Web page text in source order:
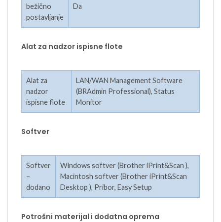
bežično
postavljanje
Da
Alat za nadzor ispisne flote
Alat za
nadzor
ispisne flote
LAN/WAN Management Software
(BRAdmin Professional), Status
Monitor
Softver
Softver
–
dodano
Windows softver (Brother iPrint&Scan ),
Macintosh softver (Brother iPrint&Scan
Desktop ), Pribor, Easy Setup
Potrošni materijal i dodatna oprema